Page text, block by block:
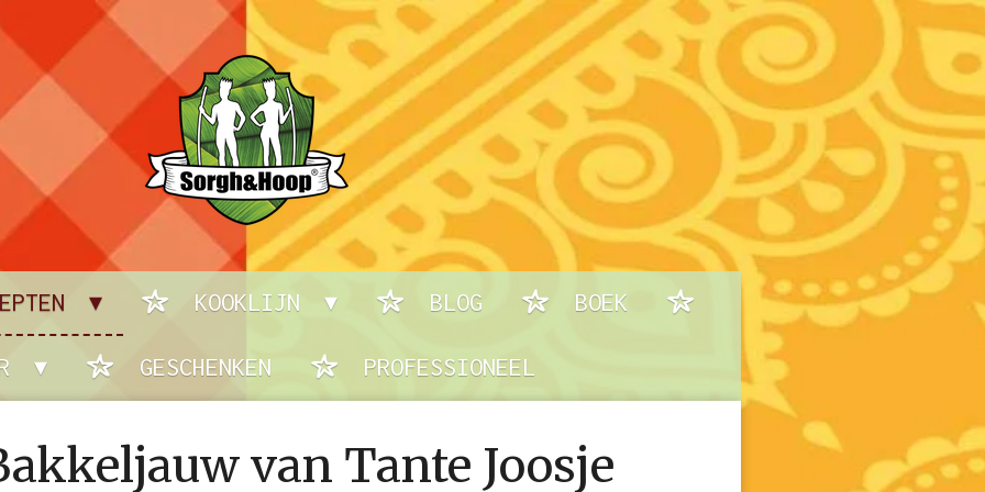
KOOKLIJN BLOG BOEK
GESCHENKEN PROFESSIONEEL
van Tante Joosje